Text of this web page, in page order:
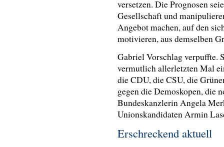
versetzen. Die Prognosen
Gesellschaft und
Angebot machen, auf den
motivieren, aus demselben
Gabriel Vorschlag verpuffte.
vermutlich allerletzten Mal
die CDU, die CSU, die
gegen die Demoskopen, die
Bundeskanzlerin Angela
Unionskandidaten Armin
Erschreckend aktuell